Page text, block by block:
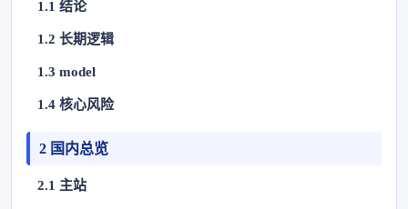
1.1 结论
1.2 长期逻辑
1.3 model
1.4 核心风险
2 国内总览
2.1 主站